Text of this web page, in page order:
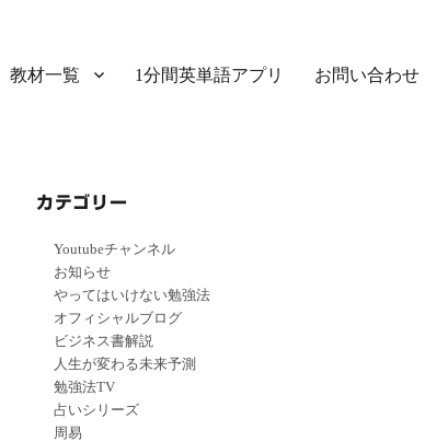
教材一覧 1分間英単語アプリ お問い合わせ
カテゴリー
Youtubeチャンネル
お知らせ
やってはいけない勉強法
オフィシャルブログ
ビジネス書解説
人生が変わる未来予測
勉強法TV
占いシリーズ
周易